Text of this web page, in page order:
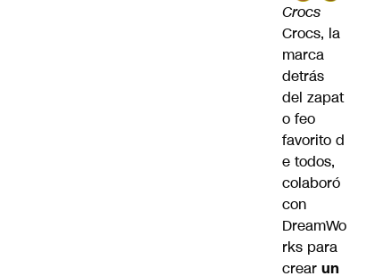
Crocs
Crocs, la
marca
detrás
del zapat
o feo
favorito d
e todos,
colaboró
con
DreamWo
rks para
crear un